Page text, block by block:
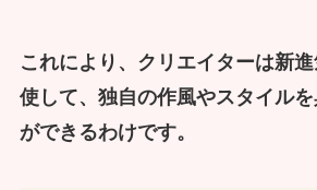
これにより、クリエイターは新
使して、独自の作風やスタイル
ができるわけです。